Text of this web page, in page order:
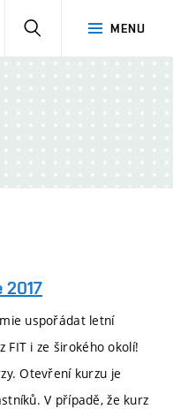
MENU
2017
uspořádat letní
FIT i ze širokého okolí!
Otevření kurzu je
V případě, že kurz